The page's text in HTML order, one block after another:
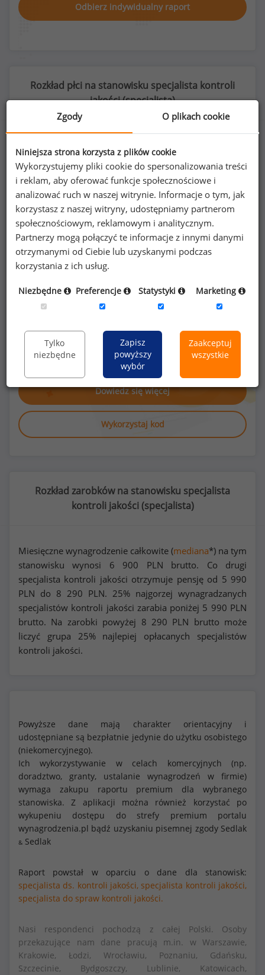
Odbierz indywidualny raport
Rozkład płci na stanowisku specjalista kontroli
jakości (specjalista)
61%
Kobiety
194
39%
Mężczyźni
125
wynagrodzeniach
specjalistów kontroli
jakościlub na innych stanowiskach?
Dowiedz się więcej
Wykorzystaj kod
Rozkład zarobków na stanowisku specjalista
kontroli jakości (specjalista)
Miesięczne wynagrodzenie całkowite (mediana*) na tym
stanowisku wynosi 6 900 PLN brutto. Co drugi
specjalista kontroli jakości otrzymuje pensję od 5 990
PLN do 8 290 PLN. 25% najgorzej wynagradzanych
specjalistów kontroli jakości zarabia poniżej 5 990 PLN
brutto. Na zarobki powyżej 8 290 PLN brutto może
liczyć grupa 25% najlepiej opłacanych specjalistów
kontroli jakości.
Powyższe dane mają charakter orientacyjny i
udostępniane są bezpłatnie jedynie do użytku osobistego
(niekomercyjnego).
Ich wykorzystywanie w celach komercyjnych (np.
doradztwo, granty, ustalanie wynagrodzeń w firmie)
wymaga zakupu raportu premium dla wybranego
stanowiska. Z aplikacji można również korzystać po
wykupeniu dostępu do strefy premium portalu
wynagrodzenia.pl bądź uzyskaniu pisemnej zgody Sedlak
& Sedlak
Raport powstał w oparciu o dane dla stanowisk:
specjalista ds. kontroli jakości, specjalista kontroli jakości,
specjalista do spraw kontroli jakości.
Nasi respondenci pochodzą z całej Polski. Osoby
przekazujące nam dane pracują m.in. w Warszawie,
Krakowie, Łodzi, Wrocławiu, Poznaniu, Gdańsku,
Szczecinie, Bydgoszczy, Lublinie, Katowicach,
Zgody O plikach cookie
Niniejsza strona korzysta z plików cookie
Wykorzystujemy pliki cookie do spersonalizowania treści
i reklam, aby oferować funkcje społecznościowe i
analizować ruch w naszej witrynie. Informacje o tym, jak
korzystasz z naszej witryny, udostępniamy partnerom
społecznościowym, reklamowym i analitycznym.
Partnerzy mogą połączyć te informacje z innymi danymi
otrzymanymi od Ciebie lub uzyskanymi podczas
korzystania z ich usług.
Niezbędne Preferencje Statystyki Marketing
Tylko
niezbędne
Zapisz
powyższy
wybór
Zaakceptuj
wszystkie